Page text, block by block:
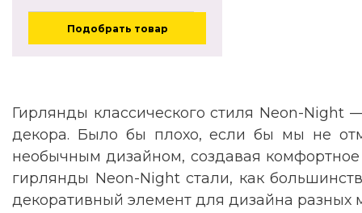
Палочки
Подобрать товар
Гирлянды классического стиля Neon-
декора. Было бы плохо, если бы мы не
необычным дизайном, создавая
гирлянды Neon-Night стали, как
декоративный элемент для дизайна разных